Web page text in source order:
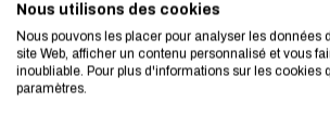
Elle sera introduite par
Nous utilisons des cookies
Nous pouvons les placer pour analyser les données
site Web, afficher un contenu personnalisé et vous
inoubliable. Pour plus d'informations sur les cookies
paramètres.